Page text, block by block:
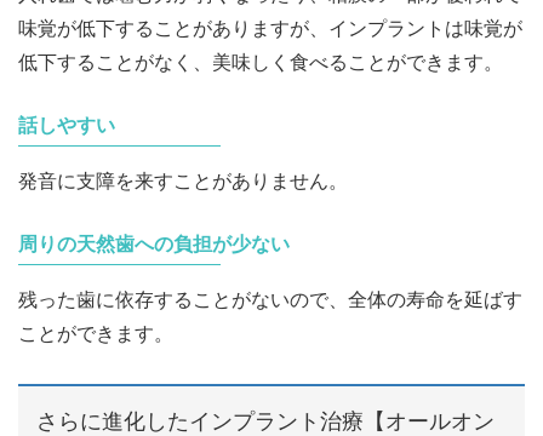
味覚が低下することがありますが、インプラントは味覚が
低下することがなく、美味しく食べることができます。
話しやすい
発音に支障を来すことがありません。
周りの天然歯への負担が少ない
残った歯に依存することがないので、全体の寿命を延ばす
ことができます。
さらに進化したインプラント治療【オールオン